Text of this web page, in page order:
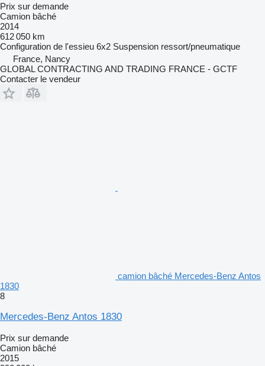
Prix sur demande
Camion bâché
2014
612 050 km
Configuration de l'essieu 6x2 Suspension ressort/pneumatique
France, Nancy
GLOBAL CONTRACTING AND TRADING FRANCE - GCTF
Contacter le vendeur
camion bâché Mercedes-Benz Antos
1830
8
Mercedes-Benz Antos 1830
Prix sur demande
Camion bâché
2015